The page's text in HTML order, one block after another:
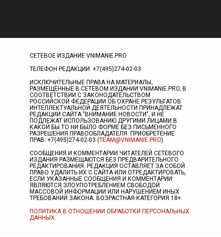
СЕТЕВОЕ ИЗДАНИЕ VNIMANIE.PRO
ТЕЛЕФОН РЕДАКЦИИ: +7(495)274-02-03
ИСКЛЮЧИТЕЛЬНЫЕ ПРАВА НА МАТЕРИАЛЫ,
РАЗМЕЩЁННЫЕ В СЕТЕВОМ ИЗДАНИИ VNIMANIE.PRO, В
СООТВЕТСТВИИ С ЗАКОНОДАТЕЛЬСТВОМ
РОССИЙСКОЙ ФЕДЕРАЦИИ ОБ ОХРАНЕ РЕЗУЛЬТАТОВ
ИНТЕЛЛЕКТУАЛЬНОЙ ДЕЯТЕЛЬНОСТИ ПРИНАДЛЕЖАТ
РЕДАКЦИИ САЙТА "ВНИМАНИЕ НОВОСТИ", И НЕ
ПОДЛЕЖАТ ИСПОЛЬЗОВАНИЮ ДРУГИМИ ЛИЦАМИ В
КАКОЙ БЫ ТО НИ БЫЛО ФОРМЕ БЕЗ ПИСЬМЕННОГО
РАЗРЕШЕНИЯ ПРАВООБЛАДАТЕЛЯ. ПРИОБРЕТЕНИЕ
ПРАВ: +7(495)274-02-03 (TEAM@VNIMANIE.PRO)
СООБЩЕНИЯ И КОММЕНТАРИИ ЧИТАТЕЛЕЙ СЕТЕВОГО
ИЗДАНИЯ РАЗМЕЩАЮТСЯ БЕЗ ПРЕДВАРИТЕЛЬНОГО
РЕДАКТИРОВАНИЯ. РЕДАКЦИЯ ОСТАВЛЯЕТ ЗА СОБОЙ
ПРАВО УДАЛИТЬ ИХ С САЙТА ИЛИ ОТРЕДАКТИРОВАТЬ,
ЕСЛИ УКАЗАННЫЕ СООБЩЕНИЯ И КОММЕНТАРИИ
ЯВЛЯЮТСЯ ЗЛОУПОТРЕБЛЕНИЕМ СВОБОДОЙ
МАССОВОЙ ИНФОРМАЦИИ ИЛИ НАРУШЕНИЕМ ИНЫХ
ТРЕБОВАНИЙ ЗАКОНА. ВОЗРАСТНАЯ КАТЕГОРИЯ 18+.
ПОЛИТИКА В ОТНОШЕНИИ ОБРАБОТКИ ПЕРСОНАЛЬНЫХ
ДАННЫХ